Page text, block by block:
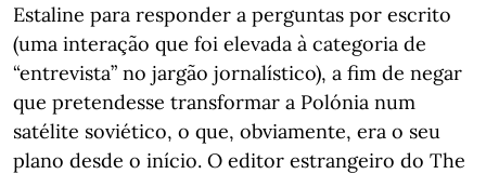
Estaline para responder a perguntas por escrito
(uma interação que foi elevada à categoria de
“entrevista” no jargão jornalístico), a fim de negar
que pretendesse transformar a Polónia num
satélite soviético, o que, obviamente, era o seu
plano desde o início. O editor estrangeiro do The